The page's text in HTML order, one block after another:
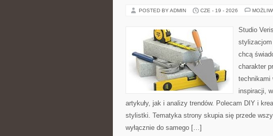
POSTED BY ADMIN CZE - 19 - 2026
Studio
stylizacjom
chcą
charakter
technikami
inspiracji,
artykuły, jak i analizy trendów. Polecam DIY i
stylistki. Tematyka strony skupia się przede
wyłącznie do samego […]